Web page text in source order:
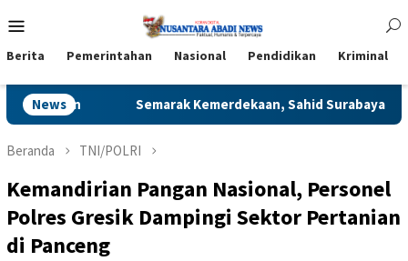
ke
Mobile
Berita Pemerintahan Nasional Pendidikan Kriminal
News
Kemerdekaan, Sahid Surabaya Hotel Gelar Aksi Donor
Beranda TNI/POLRI
Kemandirian Pangan Nasional, Personel
Polres Gresik Dampingi Sektor Pertanian
di Panceng